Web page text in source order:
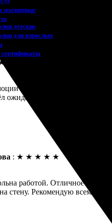
магнитные
детские
для взрослых
яркие, детали
от работы с этой
ожидания — качество на
: ★ ★ ★ ★ ★
работой. Отличное
стену. Рекомендую всем, кто